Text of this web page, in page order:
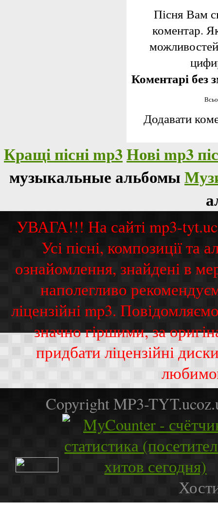
Пісня Вам
коментар.
Коментарі без
Додавати
Кращі пісні mp3Нові mp3
музыкальные альбомы
УВАГА!!! На сайті mp3-
Усі пісні, композиції
ознайомлення, знайдені в
наполегливо
ліцензійні mp3.
значно гіршими, за
придбати ліцензійні
Copyright MP3-